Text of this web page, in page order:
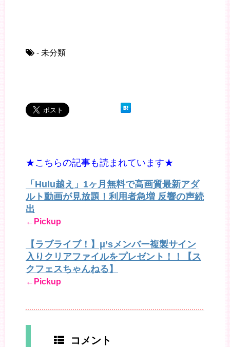
- 未分類
★こちらの記事も読まれています★
「Hulu越え」1ヶ月無料で高画質最新アダ
ルト動画が見放題！利用者急増 反響の声続
出
←Pickup
【ラブライブ！】μ’sメンバー複製サイン
入りクリアファイルをプレゼント！！【ス
クフェスちゃんねる】
←Pickup
コメント